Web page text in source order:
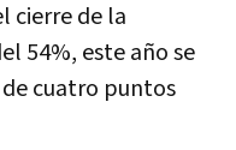
cierre de la
54%, este año se
cuatro puntos